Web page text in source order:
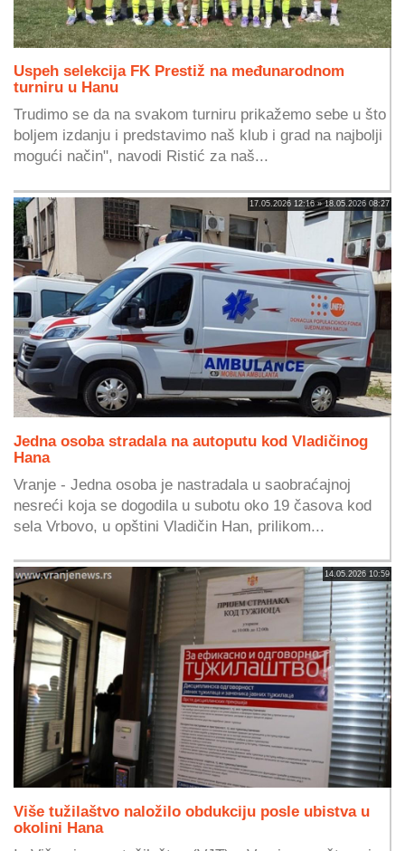
Uspeh selekcija FK Prestiž na međunarodnom
turniru u Hanu
Trudimo se da na svakom turniru prikažemo sebe u što
boljem izdanju i predstavimo naš klub i grad na najbolji
mogući način", navodi Ristić za naš...
17.05.2026 12:16 » 18.05.2026 08:27
Jedna osoba stradala na autoputu kod Vladičinog
Hana
Vranje - Jedna osoba je nastradala u saobraćajnoj
nesreći koja se dogodila u subotu oko 19 časova kod
sela Vrbovo, u opštini Vladičin Han, prilikom...
14.05.2026 10:59
Više tužilaštvo naložilo obdukciju posle ubistva u
okolini Hana